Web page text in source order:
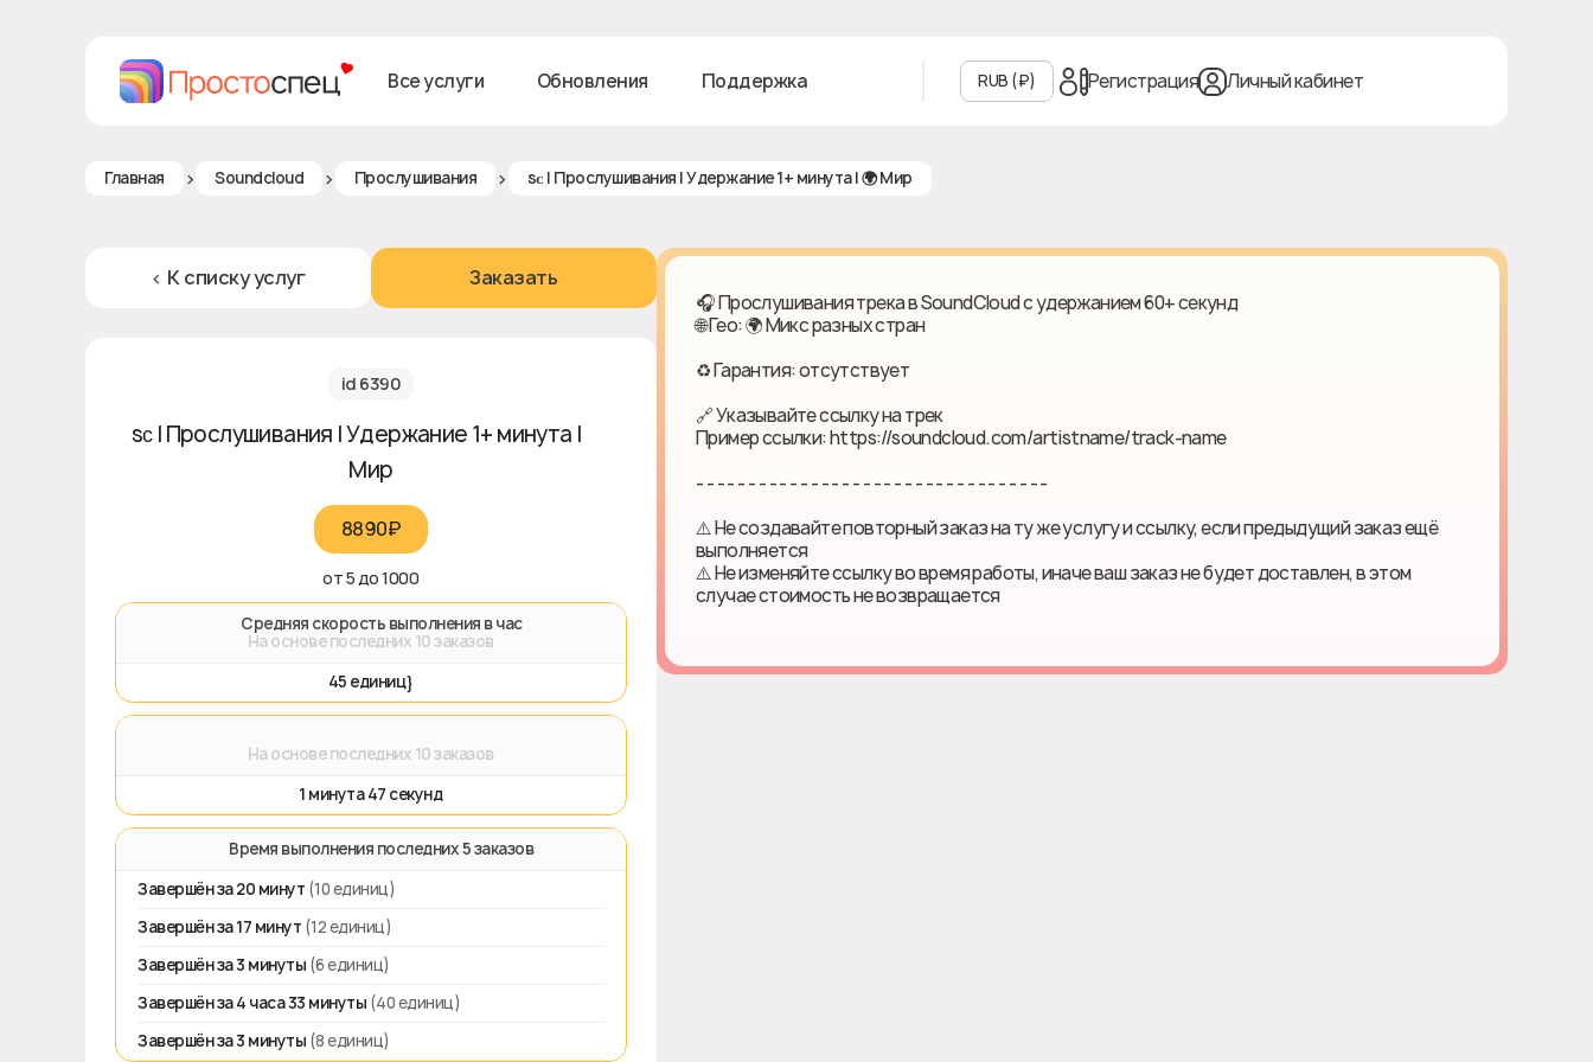
Все услуги Обновления Поддержка RUB (₽‎) Регистрация Личный кабинет
Главная > Soundcloud > Прослушивания > sᴄ | Прослушивания | Удержание 1+ минута | 🌍 Мир
< К списку услуг Заказать
id 6390
sᴄ | Прослушивания | Удержание 1+ минута | 🌍
Мир
8890₽‎
от 5 до 1000
🚀 Средняя скорость выполнения в час
На основе последних 10 заказов
45 единиц}
На основе последних 10 заказов
1 минута 47 секунд
⏱️ Время выполнения последних 5 заказов
Завершён за 20 минут (10 единиц)
Завершён за 17 минут (12 единиц)
Завершён за 3 минуты (6 единиц)
Завершён за 4 часа 33 минуты (40 единиц)
Завершён за 3 минуты (8 единиц)
🎧 Прослушивания трека в SoundCloud с удержанием 60+ секунд
🌐 Гео: 🌍 Микс разных стран
♻ Гарантия: отсутствует
🔗 Указывайте ссылку на трек
Пример ссылки: https://soundcloud.com/artistname/track-name
- - - - - - - - - - - - - - - - - - - - - - - - - - - - - - - - - -
⚠️ Не создавайте повторный заказ на ту же услугу и ссылку, если предыдущий заказ ещё
выполняется
⚠️ Не изменяйте ссылку во время работы, иначе ваш заказ не будет доставлен, в этом
случае стоимость не возвращается